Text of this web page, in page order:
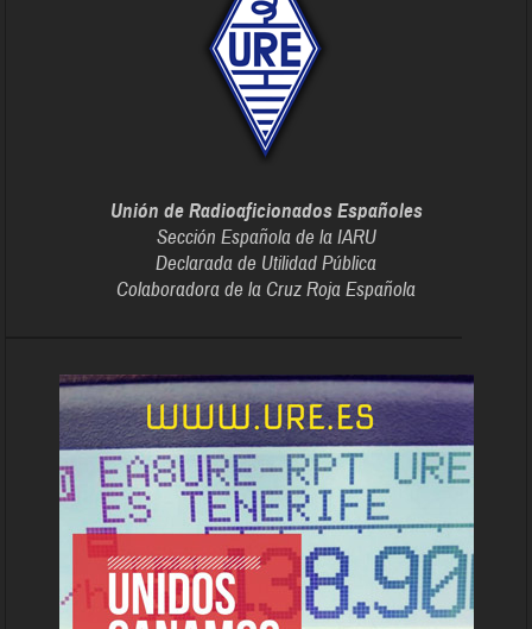
Unión de Radioaficionados Españoles
Sección Española de la IARU
Declarada de Utilidad Pública
Colaboradora de la Cruz Roja Española